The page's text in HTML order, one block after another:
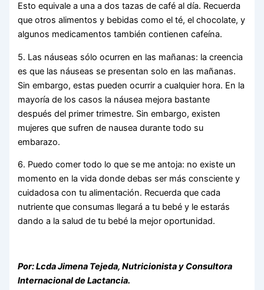
Esto equivale a una a dos tazas de café al día. Recuerda
que otros alimentos y bebidas como el té, el chocolate, y
algunos medicamentos también contienen cafeína.
5. Las náuseas sólo ocurren en las mañanas: la creencia
es que las náuseas se presentan solo en las mañanas.
Sin embargo, estas pueden ocurrir a cualquier hora. En la
mayoría de los casos la náusea mejora bastante
después del primer trimestre. Sin embargo, existen
mujeres que sufren de nausea durante todo su
embarazo.
6. Puedo comer todo lo que se me antoja: no existe un
momento en la vida donde debas ser más consciente y
cuidadosa con tu alimentación. Recuerda que cada
nutriente que consumas llegará a tu bebé y le estarás
dando a la salud de tu bebé la mejor oportunidad.
Por: Lcda Jimena Tejeda, Nutricionista y Consultora
Internacional de Lactancia.